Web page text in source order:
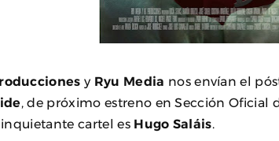
y Ryu Media nos envían el
, de próximo estreno en Sección Oficial
cartel es Hugo Saláis